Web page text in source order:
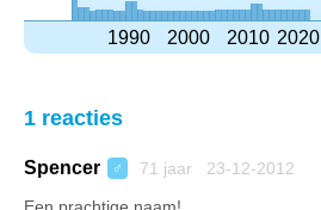
1990 2000 2010 2020
1 reacties
Spencer ♂ 71 jaar 23-12-2012